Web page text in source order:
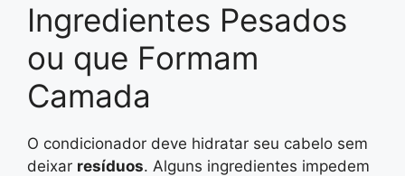
Ingredientes Pesados
ou que Formam
Camada
O condicionador deve hidratar seu cabelo sem
deixar resíduos. Alguns ingredientes impedem